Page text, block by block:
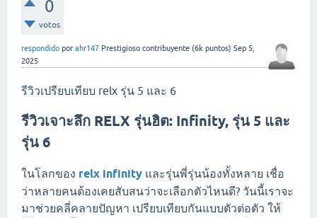
0
votos
respondido por ahr147 Prestigioso contribuyente (6k puntos) Sep 5,
2025
รีวิวเปรียบเทียบ relx รุ่น 5 และ 6
รีวิวเจาะลึก RELX รุ่นฮิต: Infinity, รุ่น 5 และ
รุ่น 6
ในโลกของ relx infinity และรุ่นพี่รุ่นน้องทั้งหลาย เชื่อ
ว่าหลายคนต้องเคยสับสนว่าจะเลือกตัวไหนดี? วันนี้เราจะ
มาช่วยคลี่คลายปัญหา เปรียบเทียบกันแบบตัวต่อตัว ให้